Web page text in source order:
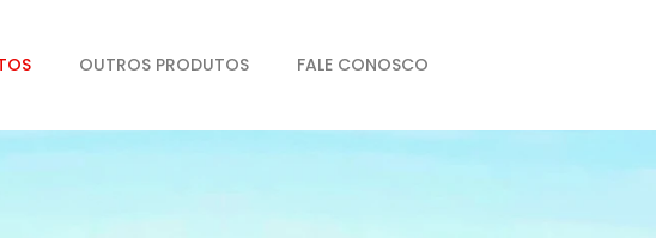
OUTROS PRODUTOS FALE CONOSCO